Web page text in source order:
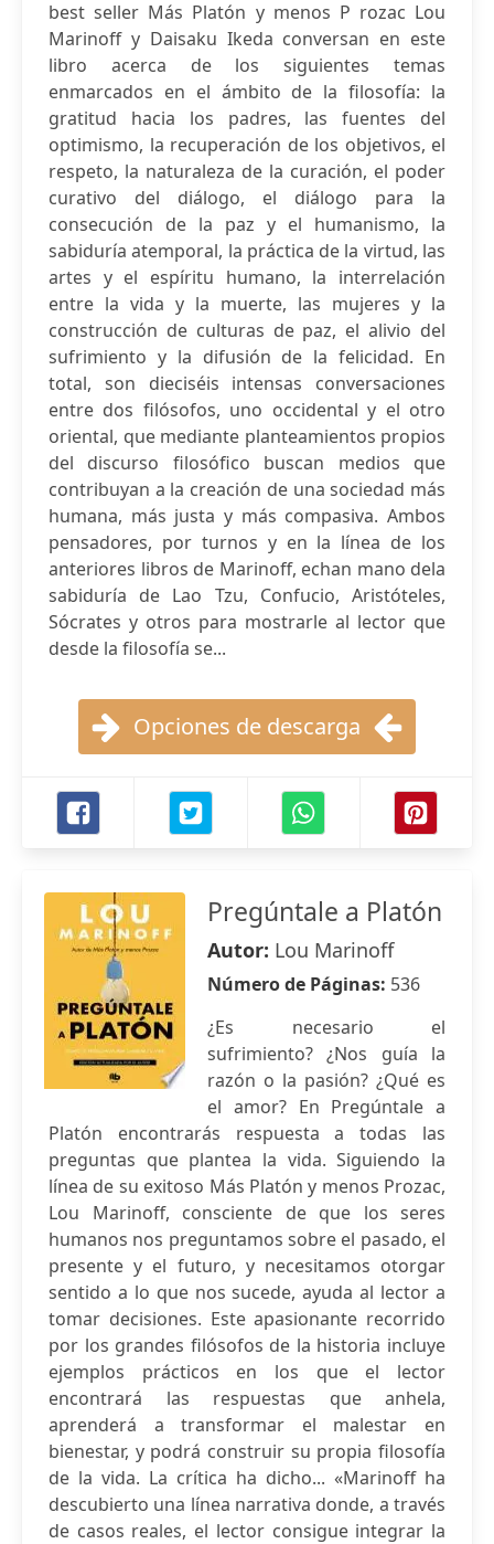
best seller Más Platón y menos P rozac Lou
Marinoff y Daisaku Ikeda conversan en este
libro acerca de los siguientes temas
enmarcados en el ámbito de la filosofía: la
gratitud hacia los padres, las fuentes del
optimismo, la recuperación de los objetivos, el
respeto, la naturaleza de la curación, el poder
curativo del diálogo, el diálogo para la
consecución de la paz y el humanismo, la
sabiduría atemporal, la práctica de la virtud, las
artes y el espíritu humano, la interrelación
entre la vida y la muerte, las mujeres y la
construcción de culturas de paz, el alivio del
sufrimiento y la difusión de la felicidad. En
total, son dieciséis intensas conversaciones
entre dos filósofos, uno occidental y el otro
oriental, que mediante planteamientos propios
del discurso filosófico buscan medios que
contribuyan a la creación de una sociedad más
humana, más justa y más compasiva. Ambos
pensadores, por turnos y en la línea de los
anteriores libros de Marinoff, echan mano dela
sabiduría de Lao Tzu, Confucio, Aristóteles,
Sócrates y otros para mostrarle al lector que
desde la filosofía se...
Opciones de descarga
Pregúntale a Platón
Autor: Lou Marinoff
Número de Páginas: 536
¿Es necesario el
sufrimiento? ¿Nos guía la
razón o la pasión? ¿Qué es
el amor? En Pregúntale a
Platón encontrarás respuesta a todas las
preguntas que plantea la vida. Siguiendo la
línea de su exitoso Más Platón y menos Prozac,
Lou Marinoff, consciente de que los seres
humanos nos preguntamos sobre el pasado, el
presente y el futuro, y necesitamos otorgar
sentido a lo que nos sucede, ayuda al lector a
tomar decisiones. Este apasionante recorrido
por los grandes filósofos de la historia incluye
ejemplos prácticos en los que el lector
encontrará las respuestas que anhela,
aprenderá a transformar el malestar en
bienestar, y podrá construir su propia filosofía
de la vida. La crítica ha dicho... «Marinoff ha
descubierto una línea narrativa donde, a través
de casos reales, el lector consigue integrar la